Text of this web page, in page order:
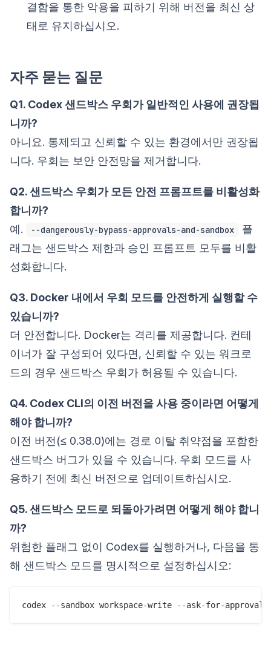
결함을 통한 악용을 피하기 위해 버전을 최신 상
태로 유지하십시오.
자주 묻는 질문
Q1. Codex 샌드박스 우회가 일반적인 사용에 권장됩
니까?
아니요. 통제되고 신뢰할 수 있는 환경에서만 권장됩
니다. 우회는 보안 안전망을 제거합니다.
Q2. 샌드박스 우회가 모든 안전 프롬프트를 비활성화
합니까?
예.
--dangerously-bypass-approvals-and-sandbox
플
래그는 샌드박스 제한과 승인 프롬프트 모두를 비활
성화합니다.
Q3. Docker 내에서 우회 모드를 안전하게 실행할 수
있습니까?
더 안전합니다. Docker는 격리를 제공합니다. 컨테
이너가 잘 구성되어 있다면, 신뢰할 수 있는 워크로
드의 경우 샌드박스 우회가 허용될 수 있습니다.
Q4. Codex CLI의 이전 버전을 사용 중이라면 어떻게
해야 합니까?
이전 버전(≤ 0.38.0)에는 경로 이탈 취약점을 포함한
샌드박스 버그가 있을 수 있습니다. 우회 모드를 사
용하기 전에 최신 버전으로 업데이트하십시오.
Q5. 샌드박스 모드로 되돌아가려면 어떻게 해야 합니
까?
위험한 플래그 없이 Codex를 실행하거나, 다음을 통
해 샌드박스 모드를 명시적으로 설정하십시오: